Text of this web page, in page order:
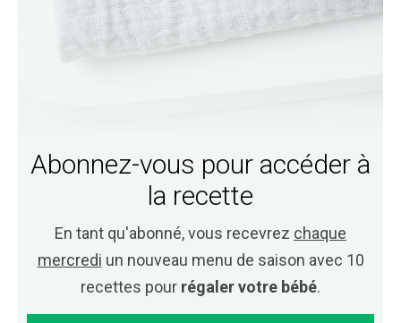
Abonnez-vous pour accéder à
la recette
En tant qu'abonné, vous recevrez chaque
mercredi un nouveau menu de saison avec 10
recettes pour régaler votre bébé.